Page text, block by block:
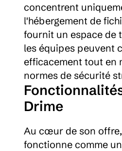
concentrent
l'hébergement de
fournit un espace de
les équipes peuvent
efficacement tout en
normes de sécurité
Drime
Au cœur de son
fonctionne comme